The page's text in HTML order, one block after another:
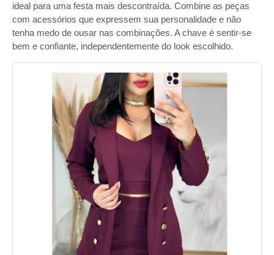
ideal para uma festa mais descontraída. Combine as peças
com acessórios que expressem sua personalidade e não
tenha medo de ousar nas combinações. A chave é sentir-se
bem e confiante, independentemente do look escolhido.